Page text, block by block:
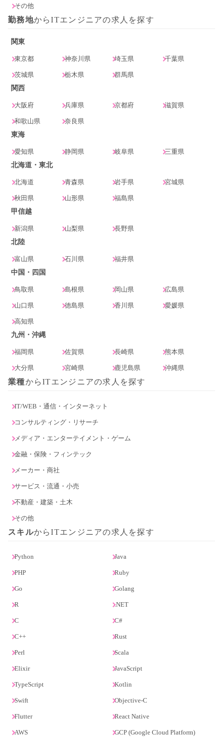
その他
勤務地からITエンジニアの求人を探す
関東
東京都 神奈川県 埼玉県 千葉県
茨城県 栃木県
群馬県
関西
大阪府 兵庫県 京都府 滋賀県
和歌山県
奈良県
東海
愛知県 静岡県 岐阜県
三重県
北海道・東北
北海道 青森県 岩手県 宮城県
秋田県 山形県
福島県
甲信越
新潟県 山梨県
長野県
北陸
富山県 石川県
福井県
中国・四国
鳥取県 島根県 岡山県 広島県
山口県 徳島県 香川県 愛媛県
高知県
九州・沖縄
福岡県 佐賀県 長崎県 熊本県
大分県 宮崎県 鹿児島県 沖縄県
業種からITエンジニアの求人を探す
IT/WEB・通信・インターネット
コンサルティング・リサーチ
メディア・エンターテイメント・ゲーム
金融・保険・フィンテック
メーカー・商社
サービス・流通・小売
不動産・建築・土木
その他
スキルからITエンジニアの求人を探す
Python Java
PHP Ruby
Go Golang
R .NET
C C#
C++ Rust
Perl Scala
Elixir JavaScript
TypeScript Kotlin
Swift Objective-C
Flutter React Native
AWS GCP (Google Cloud Platform)